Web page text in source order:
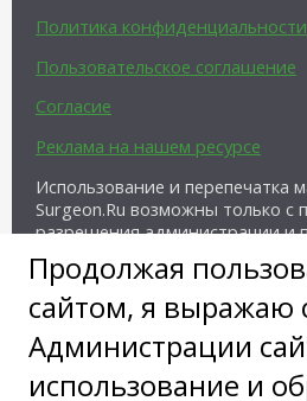
Продолжая
сайтом, я выражаю
Администрации
использование и
Политика конфиденциальности
Пользовательское соглашение
Согласие
Реклама на нашем ресурсе
Использование и перепечатка
Surgeon.Ru возможны только с
разрешения администрации и
активной ссылки на источник.